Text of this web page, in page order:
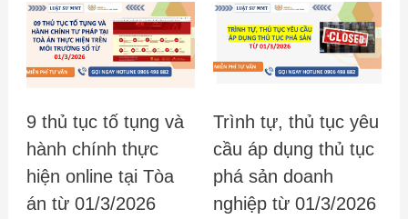
9 thủ tục tố tụng và
hành chính thực
hiện online tại Tòa
án từ 01/3/2026
Trình tự, thủ tục yêu
cầu áp dụng thủ tục
phá sản doanh
nghiệp từ 01/3/2026